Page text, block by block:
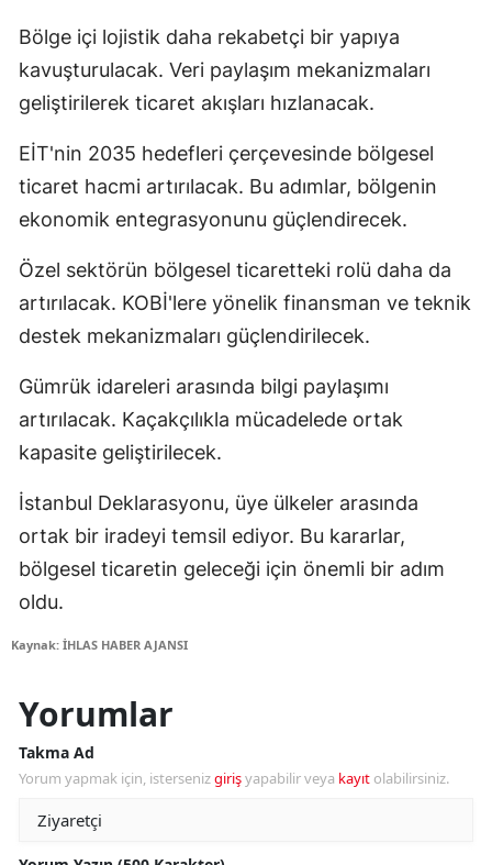
Bölge içi lojistik daha rekabetçi bir yapıya
kavuşturulacak. Veri paylaşım mekanizmaları
geliştirilerek ticaret akışları hızlanacak.
EİT'nin 2035 hedefleri çerçevesinde bölgesel
ticaret hacmi artırılacak. Bu adımlar, bölgenin
ekonomik entegrasyonunu güçlendirecek.
Özel sektörün bölgesel ticaretteki rolü daha da
artırılacak. KOBİ'lere yönelik finansman ve teknik
destek mekanizmaları güçlendirilecek.
Gümrük idareleri arasında bilgi paylaşımı
artırılacak. Kaçakçılıkla mücadelede ortak
kapasite geliştirilecek.
İstanbul Deklarasyonu, üye ülkeler arasında
ortak bir iradeyi temsil ediyor. Bu kararlar,
bölgesel ticaretin geleceği için önemli bir adım
oldu.
Kaynak: İHLAS HABER AJANSI
Yorumlar
Takma Ad
Yorum yapmak için, istersenizgirişyapabilir veya kayıt olabilirsiniz.